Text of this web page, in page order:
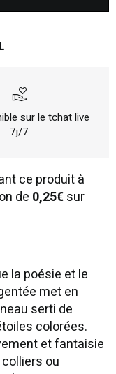
volunteer_activism
sur le tchat live
7j/7
ce produit à
de 0,25€sur
la poésie et le
met en
serti de
colorées.
et fantaisie
ou